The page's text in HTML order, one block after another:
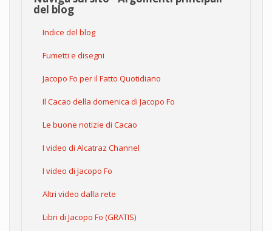
del blog
Indice del blog
Fumetti e disegni
Jacopo Fo per il Fatto Quotidiano
Il Cacao della domenica di Jacopo Fo
Le buone notizie di Cacao
I video di Alcatraz Channel
I video di Jacopo Fo
Altri video dalla rete
Libri di Jacopo Fo (GRATIS)